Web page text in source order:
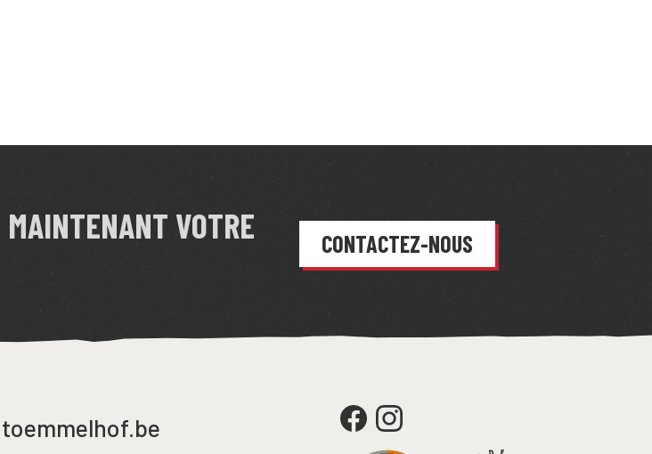
MAINTENANT VOTRE
CONTACTEZ-NOUS